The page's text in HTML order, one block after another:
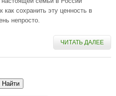
как сохранить эту ценность в
непросто.
ЧИТАТЬ ДАЛЕЕ